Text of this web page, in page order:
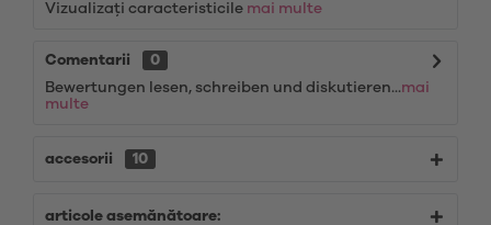
Vizualizați caracteristicile mai multe
Comentarii
0
Bewertungen lesen, schreiben und diskutieren...mai
multe
accesorii 10
articole asemănătoare: